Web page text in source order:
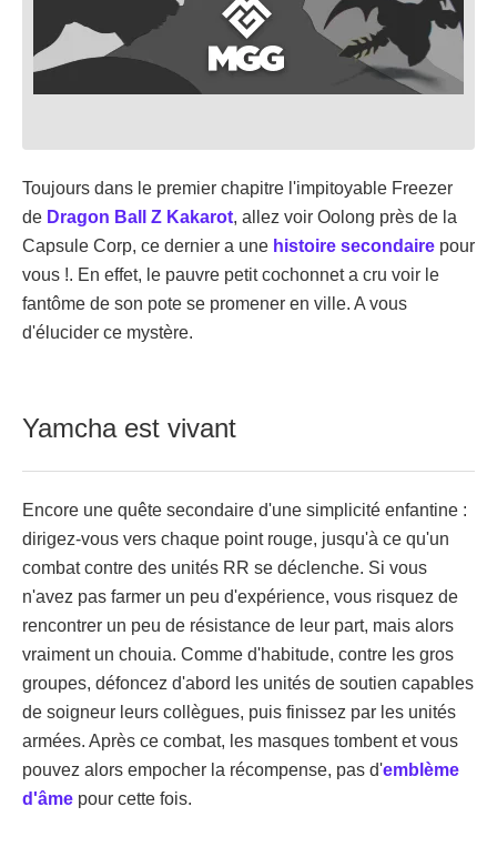
Toujours dans le premier chapitre l'impitoyable Freezer
de Dragon Ball Z Kakarot, allez voir Oolong près de la
Capsule Corp, ce dernier a une histoire secondaire pour
vous !. En effet, le pauvre petit cochonnet a cru voir le
fantôme de son pote se promener en ville. A vous
d'élucider ce mystère.
Yamcha est vivant
Encore une quête secondaire d'une simplicité enfantine :
dirigez-vous vers chaque point rouge, jusqu'à ce qu'un
combat contre des unités RR se déclenche. Si vous
n'avez pas farmer un peu d'expérience, vous risquez de
rencontrer un peu de résistance de leur part, mais alors
vraiment un chouia. Comme d'habitude, contre les gros
groupes, défoncez d'abord les unités de soutien capables
de soigneur leurs collègues, puis finissez par les unités
armées. Après ce combat, les masques tombent et vous
pouvez alors empocher la récompense, pas d'emblème
d'âme pour cette fois.